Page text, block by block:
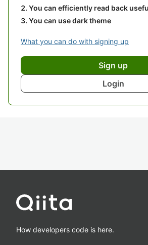
You can efficiently read back
You can use dark theme
What you can do with signing up
Sign up
Login
How developers code is here.